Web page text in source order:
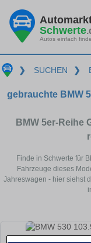
Schwerte
Autos einfach
❯ SUCHEN ❯
gebrauchte BMW
BMW 5er-Reihe
Finde in Schwerte für
Fahrzeuge dieses
Jahreswagen - hier siehst